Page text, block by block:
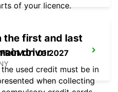
01 01 2027
of your licence.
the first and last
driver
used credit must be in
when collecting